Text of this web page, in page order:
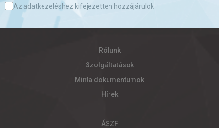
Az adatkezeléshez kifejezetten hozzájárulok
Rólunk
Szolgáltatások
Minta dokumentumok
Hírek
ÁSZF